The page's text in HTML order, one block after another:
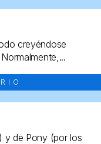
creyéndose
y de Pony (por los